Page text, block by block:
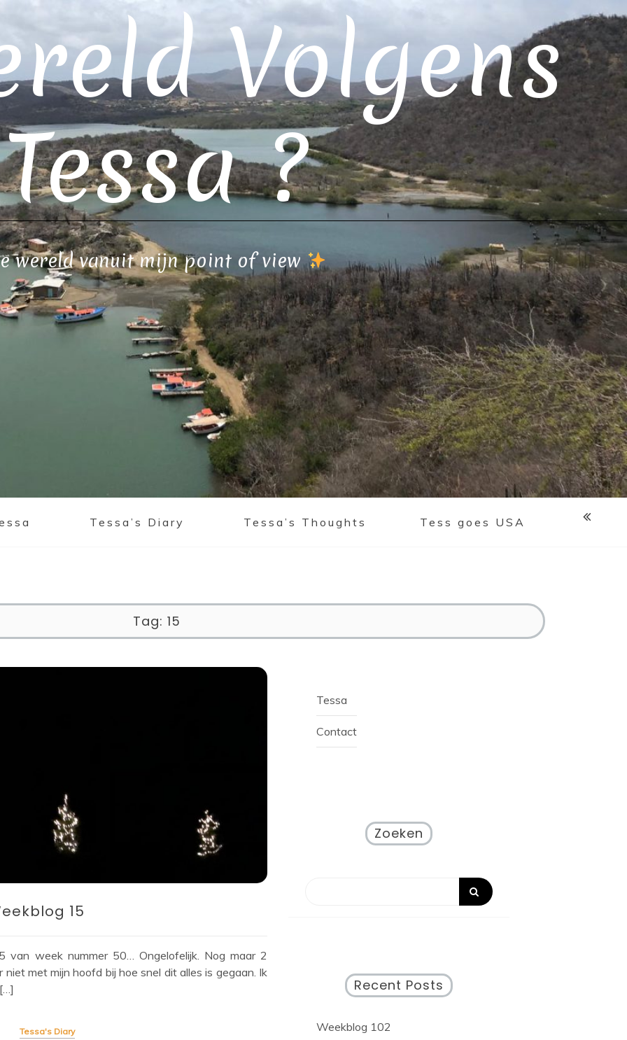
Volgens
Tessa ?
wereld vanuit mijn point of view
Tessa’s Diary Tessa’s Thoughts Tess goes USA
Tag: 15
15
week nummer 50… Ongelofelijk. Nog maar 2
met mijn hoofd bij hoe snel dit alles is gegaan. Ik
Tessa's Diary
Tessa
Contact
Zoeken
Recent Posts
Weekblog 102